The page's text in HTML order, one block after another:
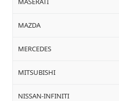
MAZDA
MERCEDES
MITSUBISHI
NISSAN-INFINITI